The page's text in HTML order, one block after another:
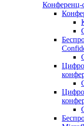
Конференц-